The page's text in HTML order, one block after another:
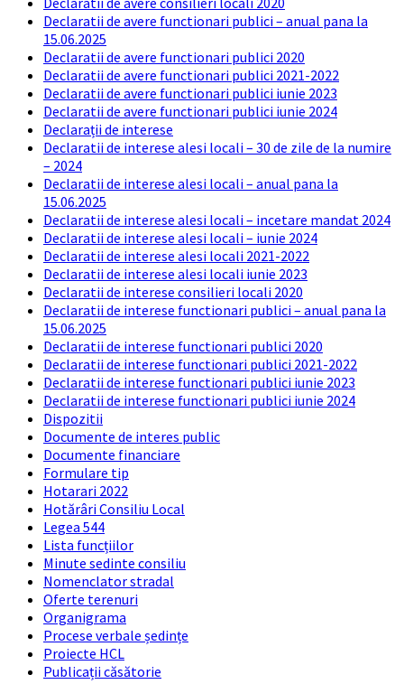
Declaratii de avere functionari publici – anual pana la
15.06.2025
Declaratii de avere functionari publici 2020
Declaratii de avere functionari publici 2021-2022
Declaratii de avere functionari publici iunie 2023
Declaratii de avere functionari publici iunie 2024
Declarații de interese
Declaratii de interese alesi locali – 30 de zile de la numire
– 2024
Declaratii de interese alesi locali – anual pana la
15.06.2025
Declaratii de interese alesi locali – incetare mandat 2024
Declaratii de interese alesi locali – iunie 2024
Declaratii de interese alesi locali 2021-2022
Declaratii de interese alesi locali iunie 2023
Declaratii de interese consilieri locali 2020
Declaratii de interese functionari publici – anual pana la
15.06.2025
Declaratii de interese functionari publici 2020
Declaratii de interese functionari publici 2021-2022
Declaratii de interese functionari publici iunie 2023
Declaratii de interese functionari publici iunie 2024
Dispozitii
Documente de interes public
Documente financiare
Formulare tip
Hotarari 2022
Hotărâri Consiliu Local
Legea 544
Lista funcțiilor
Minute sedinte consiliu
Nomenclator stradal
Oferte terenuri
Organigrama
Procese verbale ședințe
Proiecte HCL
Publicații căsătorie